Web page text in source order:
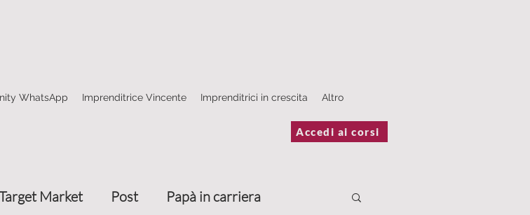
WhatsApp Imprenditrice Vincente Imprenditrici in crescita Altro
Accedi ai corsi
Market Post Papà in carriera